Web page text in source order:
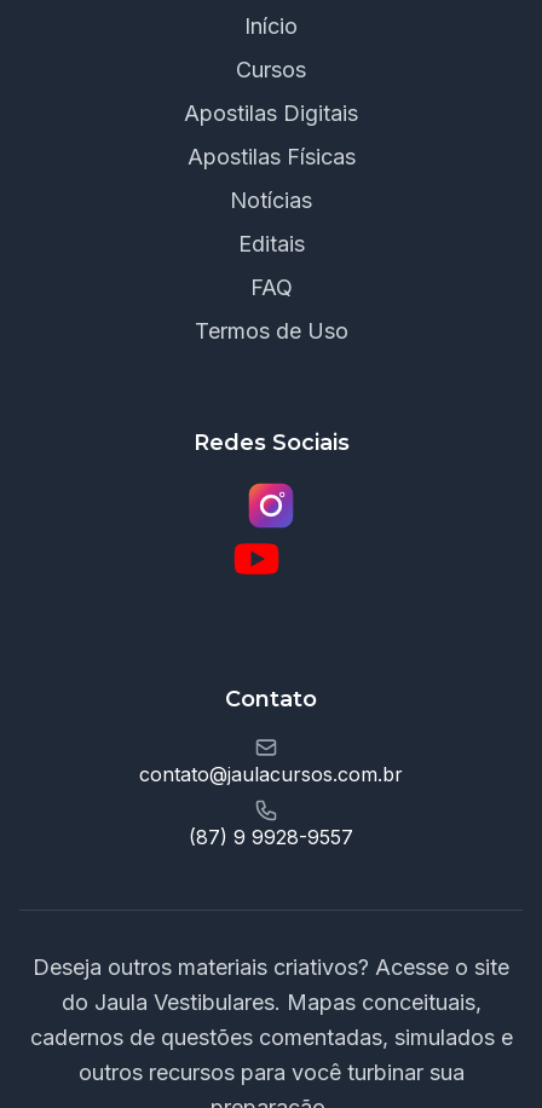
Início
Cursos
Apostilas Digitais
Apostilas Físicas
Notícias
Editais
FAQ
Termos de Uso
Redes Sociais
Contato
contato@jaulacursos.com.br
(87) 9 9928-9557
Deseja outros materiais criativos? Acesse o site
do Jaula Vestibulares. Mapas conceituais,
cadernos de questões comentadas, simulados e
outros recursos para você turbinar sua